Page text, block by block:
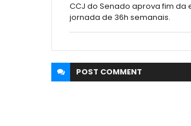
CCJ do Senado aprova fim da
jornada de 36h semanais.
POST COMMENT